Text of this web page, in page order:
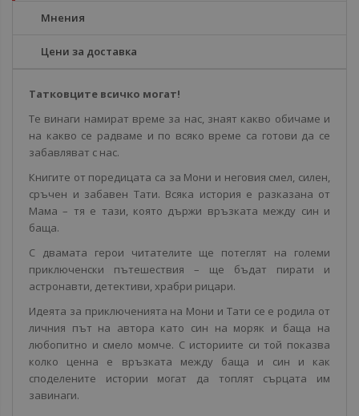
Мнения
Цени за доставка
Татковците всичко могат!
Те винаги намират време за нас, знаят какво обичаме и
на какво се радваме и по всяко време са готови да се
забавляват с нас.
Книгите от поредицата са за Мони и неговия смел, силен,
сръчен и забавен Тати. Всяка история е разказана от
Мама – тя е тази, която държи връзката между син и
баща.
С двамата герои читателите ще потеглят на големи
приключенски пътешествия – ще бъдат пирати и
астронавти, детективи, храбри рицари.
Идеята за приключенията на Мони и Тати се е родила от
личния път на автора като син на моряк и баща на
любопитно и смело момче. С историите си той показва
колко ценна е връзката между баща и син и как
споделените истории могат да топлят сърцата им
завинаги.